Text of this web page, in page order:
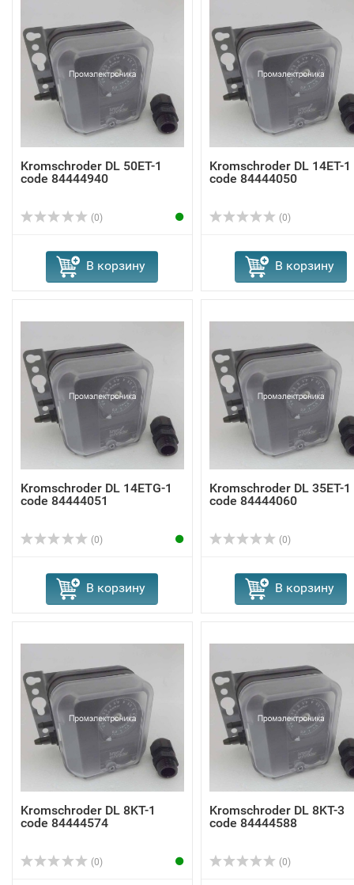
Kromschroder DL 50ET-1
code 84444940
(0)
В корзину
Kromschroder DL 14ET-1
code 84444050
(0)
В корзину
Kromschroder DL 14ETG-1
code 84444051
(0)
В корзину
Kromschroder DL 35ET-1
code 84444060
(0)
В корзину
Kromschroder DL 8KT-1
code 84444574
(0)
Kromschroder DL 8KT-3
code 84444588
(0)